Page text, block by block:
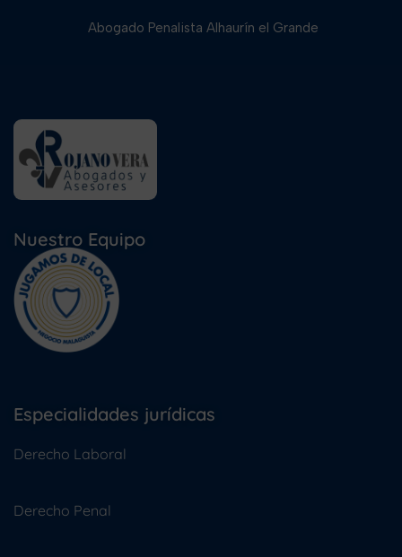
Abogado Penalista Alhaurín el Grande
Nuestro Equipo
Especialidades jurídicas
Derecho Laboral
Derecho Penal